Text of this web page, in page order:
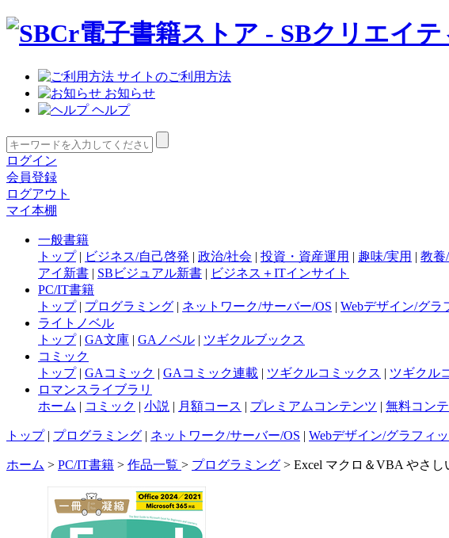
サイトのご利用方法
お知らせ
ヘルプ
ログイン
会員登録
ログアウト
マイ本棚
一般書籍
トップ| ビジネス/自己啓発 | 政治/社会 | 投資・資産運用 | 趣味/実用 | 教養
アイ新書 | SBビジュアル新書 | ビジネス＋ITインサイト
PC/IT書籍
トップ| プログラミング | ネットワーク/サーバー/OS | Webデザイン/グラ
ライトノベル
トップ| GA文庫 | GAノベル | ツギクルブックス
コミック
トップ| GAコミック | GAコミック連載 | ツギクルコミックス | ツギクル
ロマンスライブラリ
ホーム | コミック | 小説 | 月額コース | プレミアムコンテンツ | 無料コン
トップ| プログラミング | ネットワーク/サーバー/OS | Webデザイン/グラフィ
ホーム > PC/IT書籍 > 作品一覧 > プログラミング > Excel マクロ＆VBA やさし